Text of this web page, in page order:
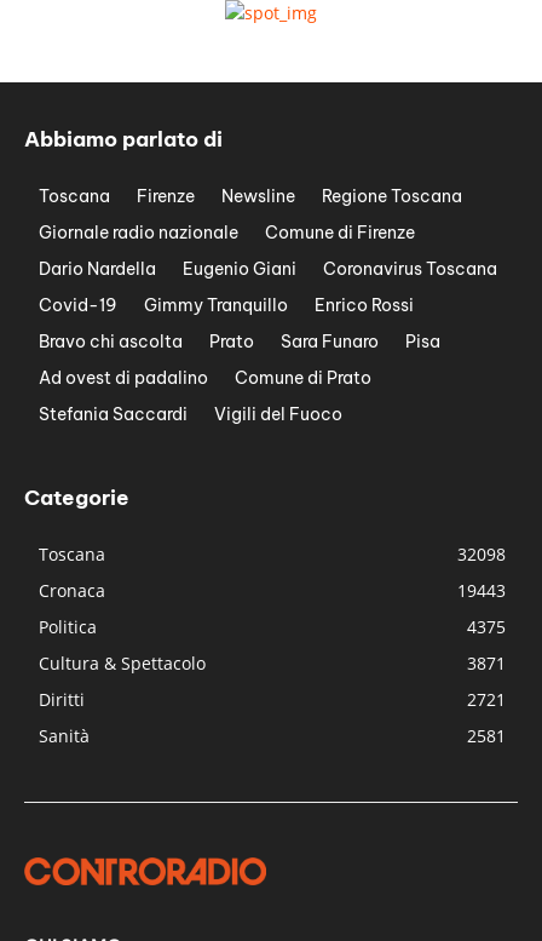
Abbiamo parlato di
Toscana Firenze Newsline
Regione Toscana
Giornale radio nazionale
Comune di Firenze
Dario Nardella
Eugenio Giani
Coronavirus Toscana
Covid-19
Gimmy Tranquillo
Enrico Rossi
Bravo chi ascolta
Prato Sara Funaro
Pisa
Ad ovest di padalino
Comune di Prato
Stefania Saccardi
Vigili del Fuoco
Categorie
Toscana
32098
Cronaca
19443
Politica
4375
Cultura & Spettacolo
3871
Diritti
2721
Sanità
2581